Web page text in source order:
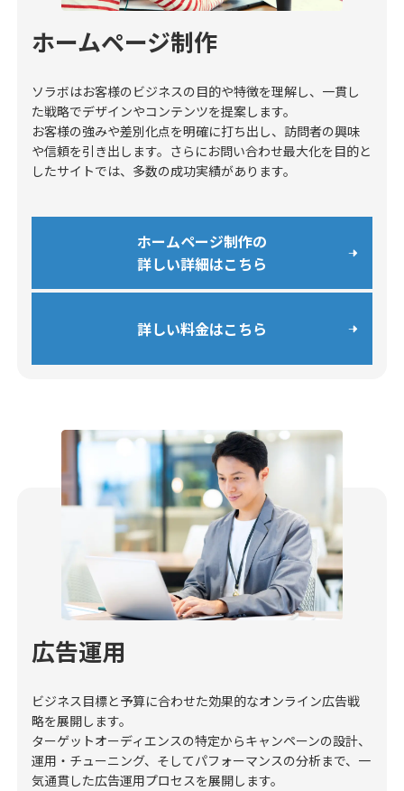
ホームページ制作
ソラボはお客様のビジネスの目的や特徴を理解し、一貫し
た戦略でデザインやコンテンツを提案します。
お客様の強みや差別化点を明確に打ち出し、訪問者の興味
や信頼を引き出します。さらにお問い合わせ最大化を目的と
したサイトでは、多数の成功実績があります。
ホームページ制作の
詳しい詳細はこちら
詳しい料金はこちら
広告運用
ビジネス目標と予算に合わせた効果的なオンライン広告戦
略を展開します。
ターゲットオーディエンスの特定からキャンペーンの設計、
運用・チューニング、そしてパフォーマンスの分析まで、一
気通貫した広告運用プロセスを展開します。